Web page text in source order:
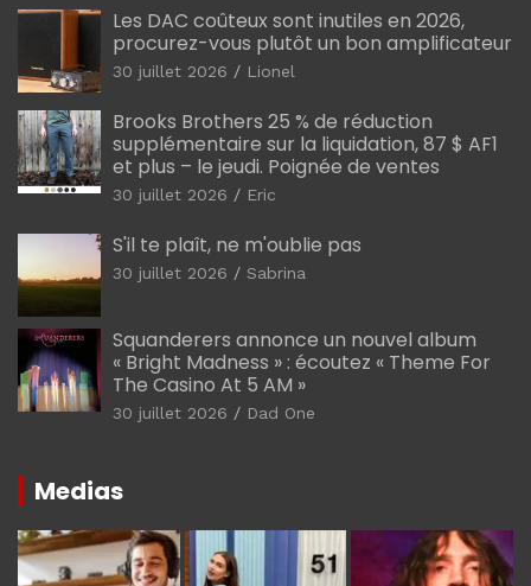
Les DAC coûteux sont inutiles en 2026,
procurez-vous plutôt un bon amplificateur
30 juillet 2026 Lionel
Brooks Brothers 25 % de réduction
supplémentaire sur la liquidation, 87 $ AF1
et plus – le jeudi. Poignée de ventes
30 juillet 2026 Eric
S'il te plaît, ne m'oublie pas
30 juillet 2026 Sabrina
Squanderers annonce un nouvel album
« Bright Madness » : écoutez « Theme For
The Casino At 5 AM »
30 juillet 2026 Dad One
Medias